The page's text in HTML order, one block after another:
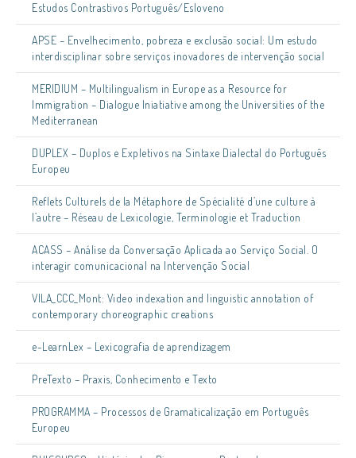
Estudos Contrastivos Português/Esloveno
APSE – Envelhecimento, pobreza e exclusão social: Um estudo
interdisciplinar sobre serviços inovadores de intervenção social
MERIDIUM – Multilingualism in Europe as a Resource for
Immigration – Dialogue Iniatiative among the Universities of the
Mediterranean
DUPLEX – Duplos e Expletivos na Sintaxe Dialectal do Português
Europeu
Reflets Culturels de la Métaphore de Spécialité d’une culture à
l’autre – Réseau de Lexicologie, Terminologie et Traduction
ACASS – Análise da Conversação Aplicada ao Serviço Social. O
interagir comunicacional na Intervenção Social
VILA_CCC_Mont: Video indexation and linguistic annotation of
contemporary choreographic creations
e-LearnLex – Lexicografia de aprendizagem
PreTexto – Praxis, Conhecimento e Texto
PROGRAMMA – Processos de Gramaticalização em Português
Europeu